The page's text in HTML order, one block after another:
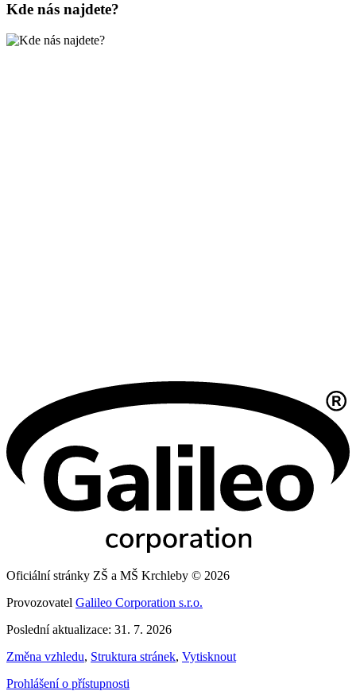
Kde nás najdete?
Oficiální stránky ZŠ a MŠ Krchleby © 2026
Provozovatel Galileo Corporation s.r.o.
Poslední aktualizace: 31. 7. 2026
Změna vzhledu, Struktura stránek, Vytisknout
Prohlášení o přístupnosti